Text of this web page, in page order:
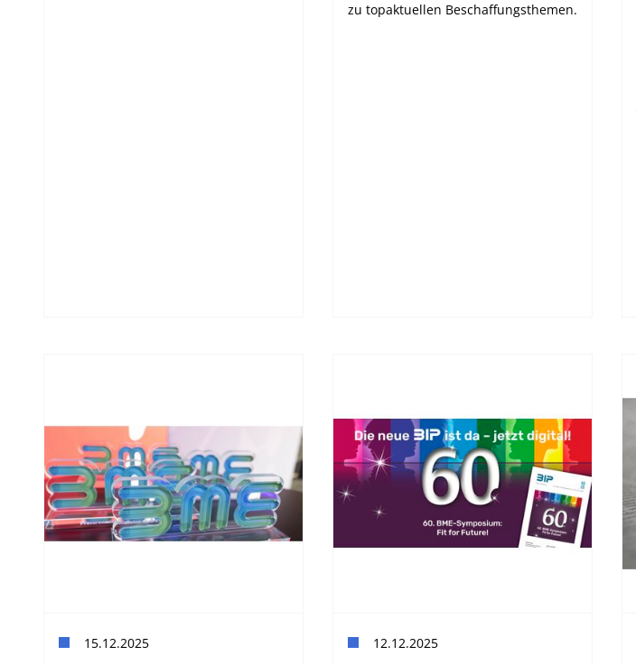
zu topaktuellen Beschaffungsthemen.
15.12.2025 12.12.2025